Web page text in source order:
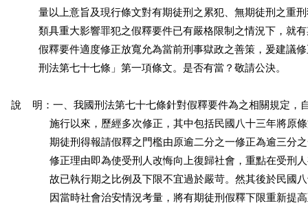
量以上意旨及現行條文對有期徒刑之累犯、無期徒刑之重
類具重大影響罪犯之假釋要件已有嚴格限制之情況下，就
假釋要件適度修正放寬允為當前刑事獄政之善策，爰建議
          刑法第七十七條」第一項條文。是否有當？敬請公決。
說    明：一、我國刑法第七十七條針對假釋要件為之相關規定，
施行以來，歷經多次修正，其中包括民國八十三年將原
期徒刑得報請假釋之門檻由原逾二分之一修正為逾三分
修正理由即為使受刑人改悔向上復歸社會，重點在受刑
故已執行期之比例及下限不宜過於嚴苛。然其後於民國
因當時社會治安情況考量，將有期徒刑假釋下限重新提